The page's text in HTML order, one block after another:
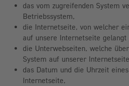
das vom zugreifenden System
Betriebssystem,
die Internetseite, von welcher
auf unsere Internetseite
die Unterwebseiten, welche
System auf unserer
das Datum und die Uhrzeit
Internetseite,